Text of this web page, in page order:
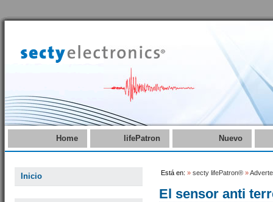
Home lifePatron Nuevo
Inicio Está en: » secty lifePatron® »
El sensor anti